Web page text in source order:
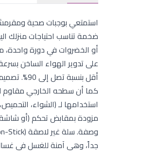
على تدوير الهواء الساخن
استخدامها لـ (الشواء،
جداً، وهي آمنة للغسل في